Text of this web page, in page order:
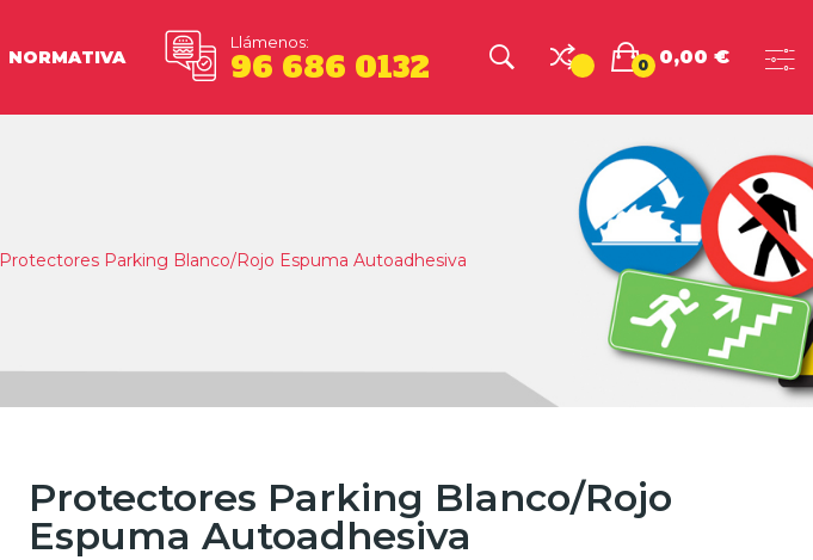
NORMATIVA 0 0,00 €
Llámenos:
96 686 0132
Protectores Parking Blanco/Rojo Espuma Autoadhesiva
Protectores Parking Blanco/Rojo
Espuma Autoadhesiva